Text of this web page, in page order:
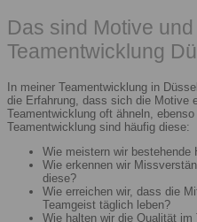
Das sind Motive
Teamentwicklung
In meiner Teamentwicklung in
die Erfahrung, dass sich die Motive
Teamentwicklung oft ähneln,
Teamentwicklung sind häufig diese:
Wie meistern wir bestehende
Wie erkennen wir
diese?
Wie erreichen wir, dass die
Teamgeist täglich leben?
Wie halten wir die Qualität